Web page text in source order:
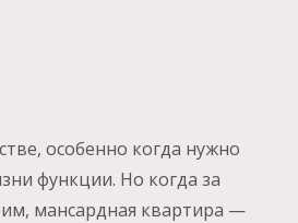
особенно когда нужно
функции. Но когда за
мансардная квартира —